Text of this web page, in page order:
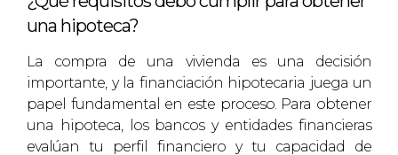
necesitaba vender rápidamente. Armada con
esta información, Laura presentó una nueva
oferta que incluía términos favorables para el
vendedor, como un cierre rápido y menos
contingencias. Esto llevó a una negociación
exitosa donde ambas partes se sintieron
una hipoteca?
La compra de una vivienda es una decisión
importante, y la financiación hipotecaria juega un
papel fundamental en este proceso. Para obtener
una hipoteca, los bancos y entidades financieras
evalúan tu perfil financiero y tu capacidad de